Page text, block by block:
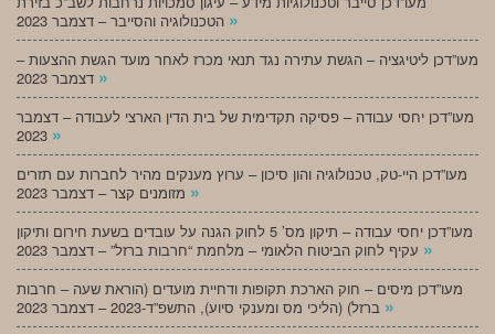
»
מעו”דכן ליטיגציה – הגשת עתירה נגד תנאי מכרז לאחר מועד הגשת ההצעות –
»
מעו”דכן יחסי עבודה – פסיקה תקדימית של בית הדין הארצי לעבודה – דצמבר
»
מעו”דכן היי-טק, טכנולוגיה והון סיכון – ערוץ מענקים מהיר לחברות עם תזרים
»
מעו”דכן יחסי עבודה – תיקון מס’ 5 לחוק הגנה על עובדים בשעת חירום ותיקון
»
מעו”דכן מיסים – חוק הארכת תקופות ודחיית מועדים (הוראת שעה – חרבות
»